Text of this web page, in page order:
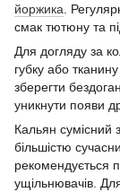
йоржика .
смак тютюну та
Для догляду за
губку або
зберегти
уникнути появи
Кальян сумісний
більшістю
рекомендується
ущільнювачів.